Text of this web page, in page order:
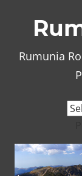
Rumunia